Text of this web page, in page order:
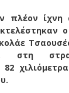
πλέον ίχνη
στη
82